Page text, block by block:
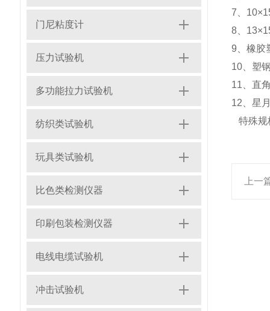
门尼粘度计
压力试验机
多功能拉力试验机
纺织类试验机
玩具类试验机
比色类检测仪器
印刷包装检测仪器
电线电缆试验机
冲击试验机
7、
8、
9、橡胶
10、塑
11、直
12、星
特殊规
上一